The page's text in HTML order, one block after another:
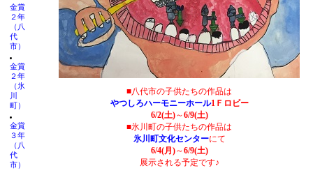
金賞
２年
（八
代
市）
金賞
２年
（氷
川
町）
金賞
３年
（八
代
市）
■八代市の子供たちの作品は
やつしろハーモニーホール1Ｆロビー
6/2(土)～6/9(土)
■氷川町の子供たちの作品は
氷川町文化センターにて
6/4(月)～6/9(土)
展示される予定です♪